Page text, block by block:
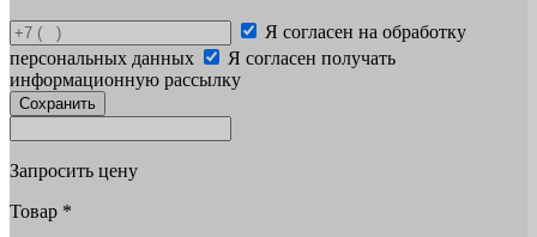
Я согласен на обработку
персональных данных
Я согласен получать
информационную рассылку
Сохранить
Запросить цену
Товар *